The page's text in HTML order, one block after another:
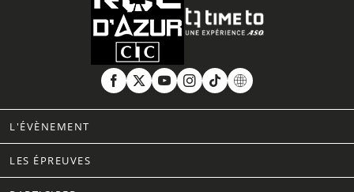
L'ÉVÈNEMENT
LES ÉPREUVES